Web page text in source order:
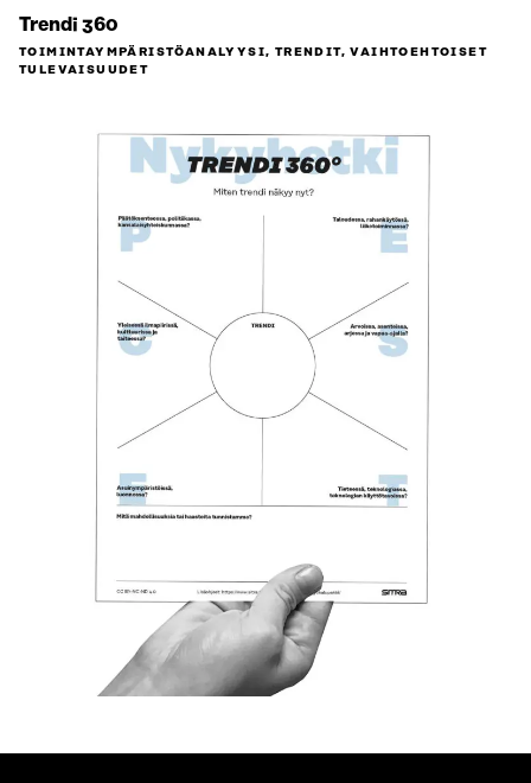
Trendi 360
TOIMINTAYMPÄRISTÖ­ANALYYSI, TRENDIT, VAIHTOEHTOISET
TULEVAISUUDET